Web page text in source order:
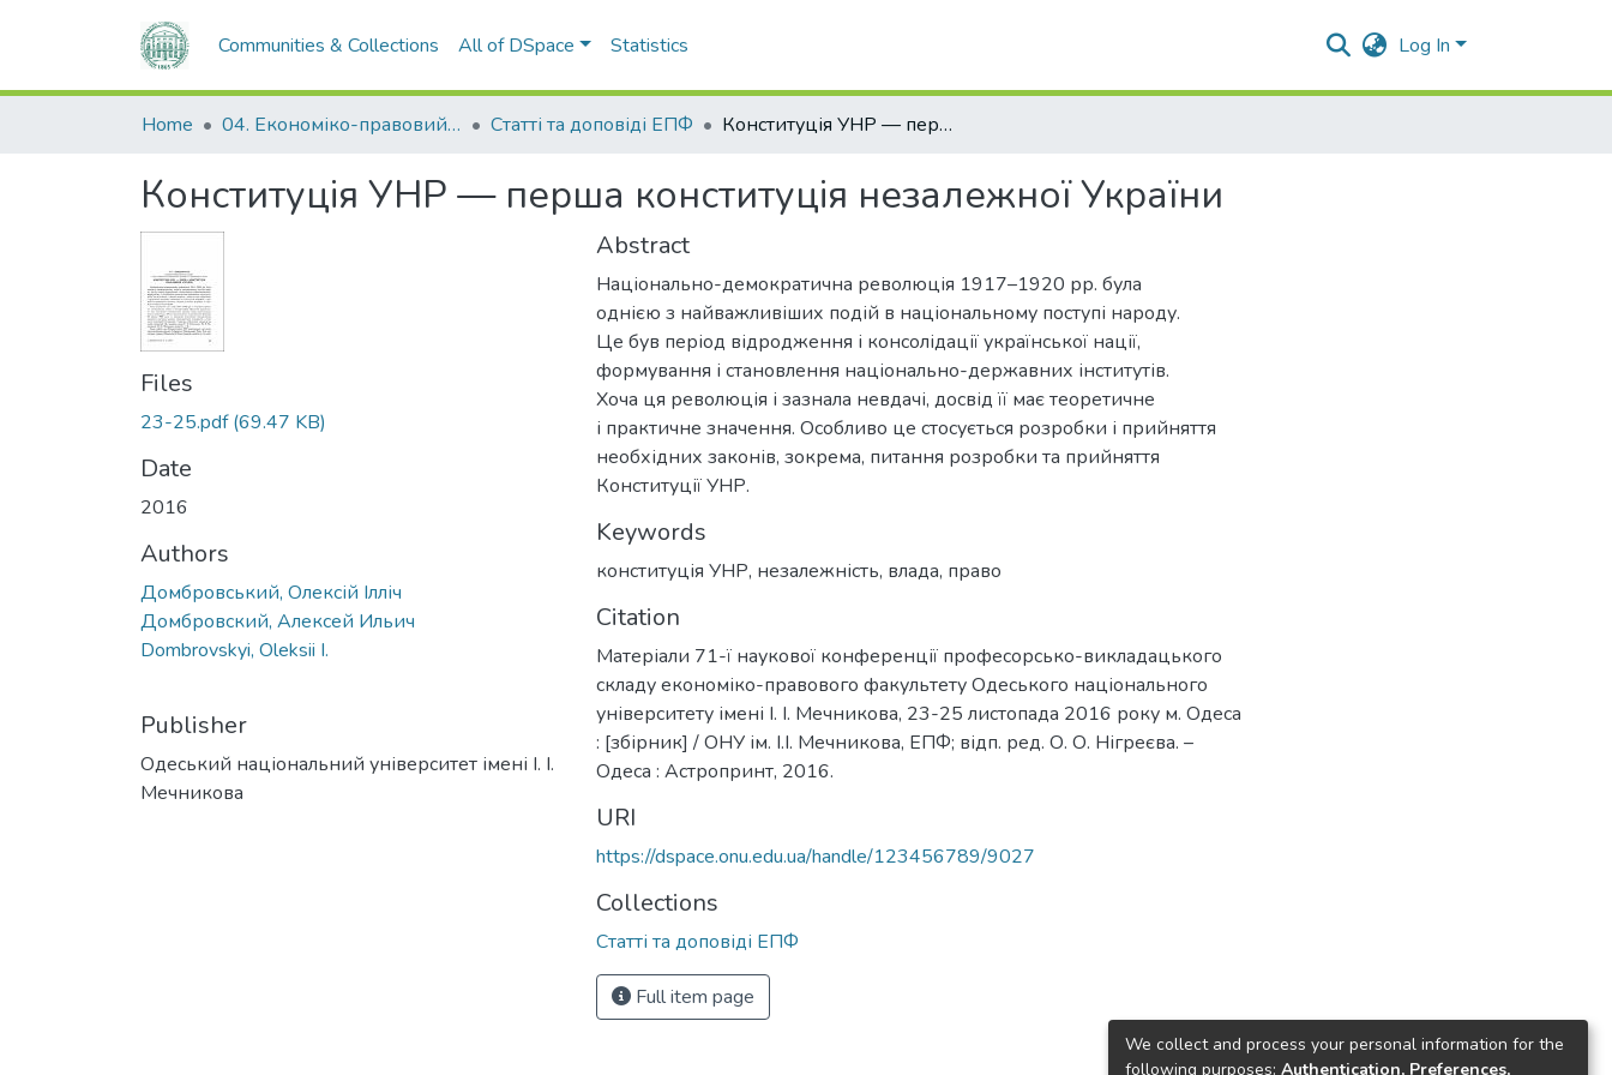
Communities & Collections All of DSpace Statistics Log In
Home 04. Економіко-правовий факультет Статті та доповіді ЕПФ Конституція УНР — перша конституція незалежної України
Конституція УНР — перша конституція незалежної України
Files
23-25.pdf(69.47 KB)
Date
2016
Authors
Домбровський, Олексій Ілліч
Домбровский, Алексей Ильич
Dombrovskyi, Oleksii I.
Publisher
Одеський національний університет імені І. І.
Мечникова
Abstract
Національно-демократична революція 1917–1920 рр. була
однією з найважливіших подій в національному поступі народу.
Це був період відродження і консолідації української нації,
формування і становлення національно-державних інститутів.
Хоча ця революція і зазнала невдачі, досвід її має теоретичне
і практичне значення. Особливо це стосується розробки і прийняття
необхідних законів, зокрема, питання розробки та прийняття
Конституції УНР.
Keywords
конституція УНР, незалежність, влада, право
Citation
Матеріали 71-ї наукової конференції професорсько-викладацького
складу економіко-правового факультету Одеського національного
університету імені І. І. Мечникова, 23-25 листопада 2016 року м. Одеса
: [збірник] / ОНУ ім. І.І. Мечникова, ЕПФ; відп. ред. О. О. Нігреєва. –
Одеса : Астропринт, 2016.
URI
https://dspace.onu.edu.ua/handle/123456789/9027
Collections
Статті та доповіді ЕПФ
Full item page
We collect and process your personal information for the
following purposes: Authentication, Preferences,